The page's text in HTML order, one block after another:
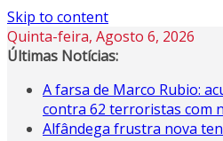
Skip to content
Quinta-feira, Agosto 6, 2026
Últimas Notícias:
A farsa de Marco Rubio:
contra 62 terroristas com
Alfândega frustra nova